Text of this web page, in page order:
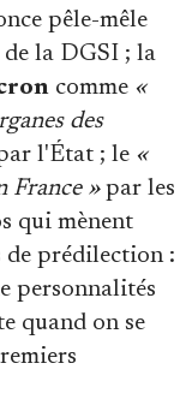
pêle-mêle
la DGSI ; la
comme «
des
l'État ; le «
France »par les
qui mènent
de prédilection :
personnalités
quand on se